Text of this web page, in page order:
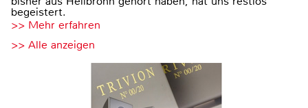
begeistert.
>> Mehr erfahren
>> Alle anzeigen